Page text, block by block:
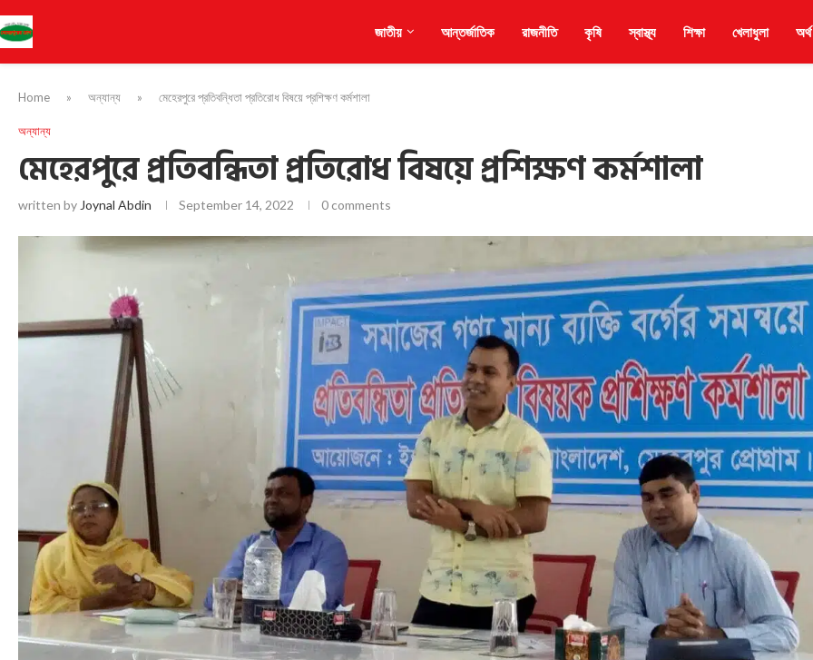
জাতীয় আন্তর্জাতিক রাজনীতি কৃষি স্বাস্থ্য শিক্ষা খেলাধুলা
Home » অন্যান্য » মেহেরপুরে প্রতিবন্ধিতা প্রতিরোধ বিষয়ে প্রশিক্ষণ কর্মশালা
অন্যান্য
মেহেরপুরে প্রতিবন্ধিতা প্রতিরোধ বিষয়ে প্রশিক্ষণ কর্মশালা
written by Joynal Abdin September 14, 2022 0 comments